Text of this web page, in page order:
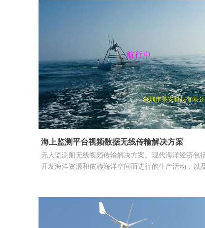
海上监测平台视频数据无线传输解决方案
无人监测船无线视频传输解决方案。​现代海洋经济包
开发海洋资源和依赖海洋空间而进行的生产活动，以及
主要包括海洋渔业、海洋交通运输业、海洋船舶工业、
盐业、海洋油气业、滨海旅游业等